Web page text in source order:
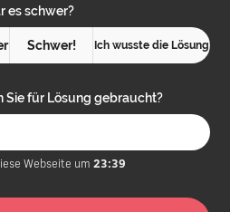
es schwer?
Schwer! Ich wusste die Lösung
Sie für Lösung gebraucht?
Webseite um 23:39